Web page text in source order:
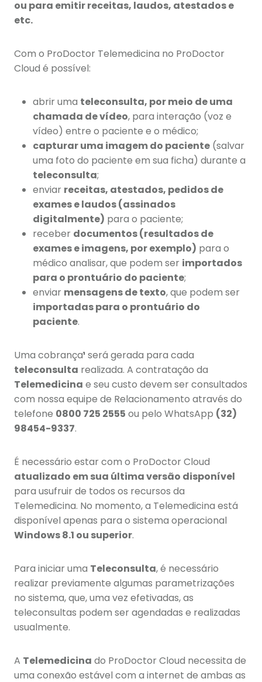
ou para emitir receitas, laudos, atestados e
etc.
Com o ProDoctor Telemedicina no ProDoctor
Cloud é possível:
abrir uma teleconsulta, por meio de uma
chamada de vídeo, para interação (voz e
vídeo) entre o paciente e o médico;
capturar uma imagem do paciente (salvar
uma foto do paciente em sua ficha) durante a
teleconsulta;
enviar receitas, atestados, pedidos de
exames e laudos (assinados
digitalmente) para o paciente;
receber documentos (resultados de
exames e imagens, por exemplo) para o
médico analisar, que podem ser importados
para o prontuário do paciente;
enviar mensagens de texto, que podem ser
importadas para o prontuário do
paciente.
Uma cobrança¹ será gerada para cada
teleconsulta realizada. A contratação da
Telemedicina e seu custo devem ser consultados
com nossa equipe de Relacionamento através do
telefone 0800 725 2555 ou pelo WhatsApp (32)
98454-9337.
É necessário estar com o ProDoctor Cloud
atualizado em sua última versão disponível
para usufruir de todos os recursos da
Telemedicina. No momento, a Telemedicina está
disponível apenas para o sistema operacional
Windows 8.1 ou superior.
Para iniciar uma Teleconsulta, é necessário
realizar previamente algumas parametrizações
no sistema, que, uma vez efetivadas, as
teleconsultas podem ser agendadas e realizadas
usualmente.
A Telemedicina do ProDoctor Cloud necessita de
uma conexão estável com a internet de ambas as